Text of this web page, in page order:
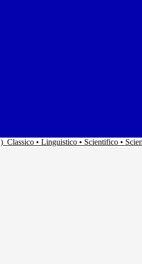
Classico • Linguistico • Scientifico •